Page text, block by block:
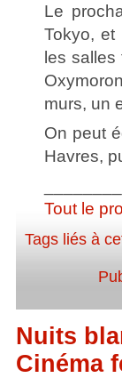
Le
Tokyo,
les salles
murs, un
On peut
Havres,
Tout le
Tags liés à
Nuits
Cinéma